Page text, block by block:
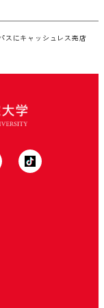
スにキャッシュレス売店